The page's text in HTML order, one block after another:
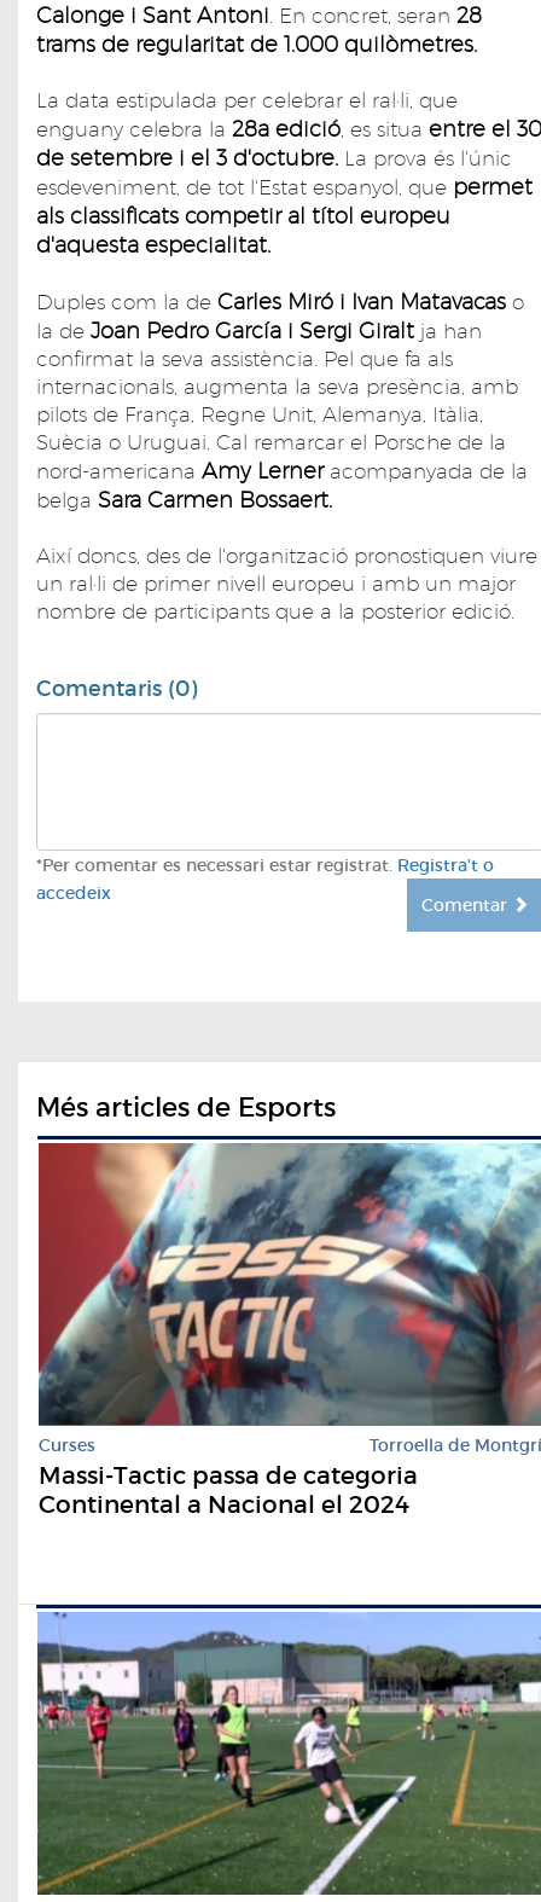
Calonge i Sant Antoni . En concret, seran 28
trams de regularitat de 1.000 quilòmetres.
La data estipulada per celebrar el ral·li, que
enguany celebra la 28a edició , es situa entre el 30
de setembre i el 3 d'octubre. La prova és l'únic
esdeveniment, de tot l'Estat espanyol, que permet
als classificats competir al títol europeu
d'aquesta especialitat.
Duples com la de Carles Miró i Ivan Matavacas o
la de Joan Pedro García i Sergi Giralt ja han
confirmat la seva assistència. Pel que fa als
internacionals, augmenta la seva presència, amb
pilots de França, Regne Unit, Alemanya, Itàlia,
Suècia o Uruguai. Cal remarcar el Porsche de la
nord-americana Amy Lerner acompanyada de la
belga Sara Carmen Bossaert.
Així doncs, des de l'organització pronostiquen viure
un ral·li de primer nivell europeu i amb un major
nombre de participants que a la posterior edició.
Comentaris (0)
*Per comentar es necessari estar registrat. Registra't o
accedeix
Comentar
Més articles de Esports
Curses Torroella de Montgrí
Massi-Tactic passa de categoria
Continental a Nacional el 2024